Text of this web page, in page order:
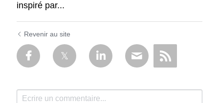
inspiré par...
Revenir au site